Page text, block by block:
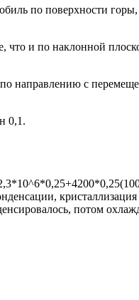
по поверхности
что и по наклонной
направлению с
0,1.
потом